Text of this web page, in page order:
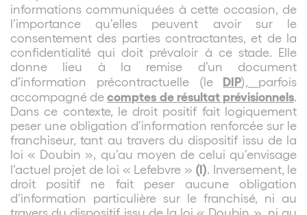
informations communiquées à cette occasion, de
l’importance qu’elles peuvent avoir sur le
consentement des parties contractantes, et de la
confidentialité qui doit prévaloir à ce stade. Elle
donne lieu à la remise d’un document
d’information précontractuelle (le DIP), parfois
accompagné decomptes de résultat prévisionnels
Dans ce contexte, le droit positif fait logiquement
peser une obligation d’information renforcée sur le
franchiseur, tant au travers du dispositif issu de la
loi « Doubin », qu’au moyen de celui qu’envisage
l’actuel projet de loi « Lefebvre » (I) . Inversement, le
droit positif ne fait peser aucune obligation
d’information particulière sur le franchisé, ni au
travers du dispositif issu de la loi « Doubin », ni au